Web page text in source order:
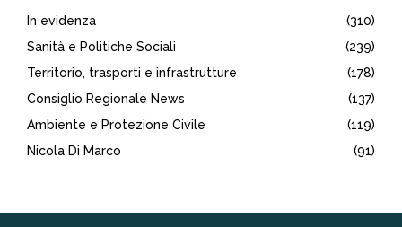
In evidenza
(310)
Sanità e Politiche Sociali
(239)
Territorio, trasporti e infrastrutture
(178)
Consiglio Regionale News
(137)
Ambiente e Protezione Civile
(119)
Nicola Di Marco
(91)